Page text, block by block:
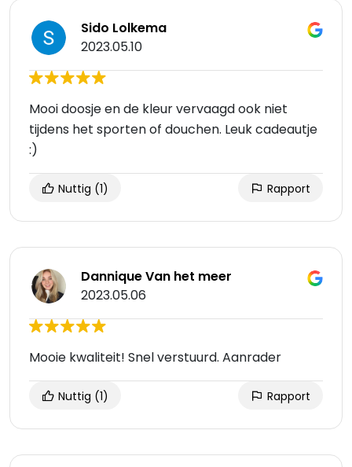
Sido Lolkema
2023.05.10
Mooi doosje en de kleur vervaagd ook niet
tijdens het sporten of douchen. Leuk cadeautje
:)
Nuttig (1) Rapport
Dannique Van het meer
2023.05.06
Mooie kwaliteit! Snel verstuurd. Aanrader
Nuttig (1) Rapport